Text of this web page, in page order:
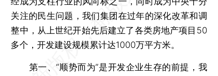
关注的民生问题，我们集团在过年的深化改革和调
整中，从上世纪开始先后建立了各类房地产项目50
多个，开发建设规模累计达1000万平方米。
第一、“顺势而为”是开发企业生存的前提，我